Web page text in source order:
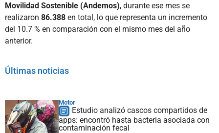
Movilidad Sostenible (Andemos), durante ese mes se
realizaron 86.388 en total, lo que representa un incremento
del 10.7 % en comparación con el mismo mes del año
anterior.
Últimas noticias
Motor
Estudio analizó cascos compartidos de
apps: encontró hasta bacteria asociada con
contaminación fecal